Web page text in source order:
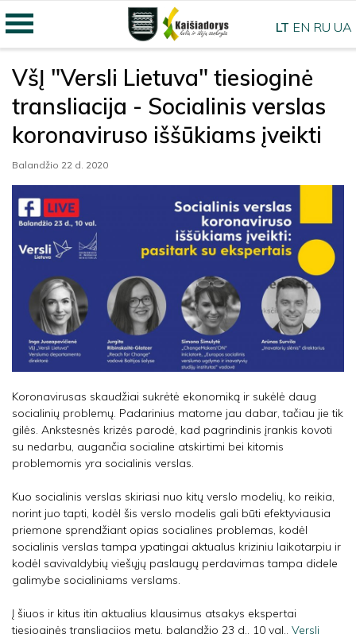
VšĮ "Versli Lietuva" tiesioginė
transliacija - Socialinis verslas
koronaviruso iššūkiams įveikti
Balandžio 22 d. 2020
Koronavirusas skaudžiai sukrėtė ekonomiką ir sukėlė daug
socialinių problemų. Padarinius matome jau dabar, tačiau jie tik
gilės. Ankstesnės krizės parodė, kad pagrindinis įrankis kovoti
su nedarbu, augančia socialine atskirtimi bei kitomis
problemomis yra socialinis verslas.
Kuo socialinis verslas skiriasi nuo kitų verslo modelių, ko reikia,
norint juo tapti, kodėl šis verslo modelis gali būti efektyviausia
priemone sprendžiant opias socialines problemas, kodėl
socialinis verslas tampa ypatingai aktualus kriziniu laikotarpiu ir
kodėl savivaldybių viešųjų paslaugų perdavimas tampa didele
galimybe socialiniams verslams.
Į šiuos ir kitus itin aktualius klausimus atsakys ekspertai
tiesioginės transliacijos metu, balandžio 23 d., 10 val., Versli
LT EN RU UA